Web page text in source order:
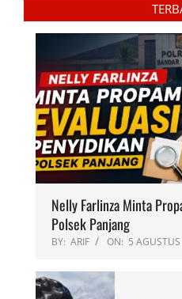
Nelly Farlinza Minta
Polsek Panjang
BY: ARIF ON: 5